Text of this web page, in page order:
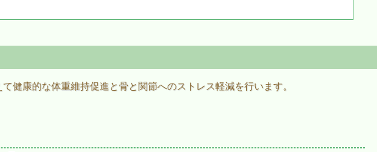
健康的な体重維持促進と骨と関節へのストレス軽減を行います。